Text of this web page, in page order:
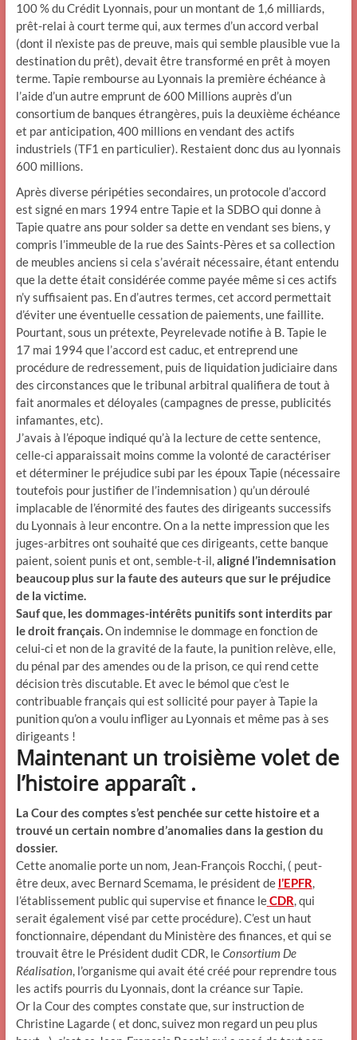
100 % du Crédit Lyonnais, pour un montant de 1,6 milliards,
prêt-relai à court terme qui, aux termes d’un accord verbal
(dont il n’existe pas de preuve, mais qui semble plausible vue la
destination du prêt), devait être transformé en prêt à moyen
terme. Tapie rembourse au Lyonnais la première échéance à
l’aide d’un autre emprunt de 600 Millions auprès d’un
consortium de banques étrangères, puis la deuxième échéance
et par anticipation, 400 millions en vendant des actifs
industriels (TF1 en particulier). Restaient donc dus au lyonnais
600 millions.
Après diverse péripéties secondaires, un protocole d’accord
est signé en mars 1994 entre Tapie et la SDBO qui donne à
Tapie quatre ans pour solder sa dette en vendant ses biens, y
compris l’immeuble de la rue des Saints-Pères et sa collection
de meubles anciens si cela s’avérait nécessaire, étant entendu
que la dette était considérée comme payée même si ces actifs
n’y suffisaient pas. En d’autres termes, cet accord permettait
d’éviter une éventuelle cessation de paiements, une faillite.
Pourtant, sous un prétexte, Peyrelevade notifie à B. Tapie le
17 mai 1994 que l’accord est caduc, et entreprend une
procédure de redressement, puis de liquidation judiciaire dans
des circonstances que le tribunal arbitral qualifiera de tout à
fait anormales et déloyales (campagnes de presse, publicités
infamantes, etc).
J’avais à l’époque indiqué qu’à la lecture de cette sentence,
celle-ci apparaissait moins comme la volonté de caractériser
et déterminer le préjudice subi par les époux Tapie (nécessaire
toutefois pour justifier de l’indemnisation ) qu’un déroulé
implacable de l’énormité des fautes des dirigeants successifs
du Lyonnais à leur encontre. On a la nette impression que les
juges-arbitres ont souhaité que ces dirigeants, cette banque
paient, soient punis et ont, semble-t-il,aligné l’indemnisation
beaucoup plus sur la faute des auteurs que sur le préjudice
de la victime.
Sauf que, les dommages-intérêts punitifs sont interdits par
le droit français.On indemnise le dommage en fonction de
celui-ci et non de la gravité de la faute, la punition relève, elle,
du pénal par des amendes ou de la prison, ce qui rend cette
décision très discutable. Et avec le bémol que c’est le
contribuable français qui est sollicité pour payer à Tapie la
punition qu’on a voulu infliger au Lyonnais et même pas à ses
dirigeants !
Maintenant un troisième volet de
l’histoire apparaît .
La Cour des comptes s’est penchée sur cette histoire et a
trouvé un certain nombre d’anomalies dans la gestion du
dossier.
Cette anomalie porte un nom, Jean-François Rocchi, ( peut-
être deux, avec Bernard Scemama, le président de l’EPFR,
l’établissement public qui supervise et finance leCDR, qui
serait également visé par cette procédure). C’est un haut
fonctionnaire, dépendant du Ministère des finances, et qui se
trouvait être le Président dudit CDR, leConsortium De
Réalisation, l’organisme qui avait été créé pour reprendre tous
les actifs pourris du Lyonnais, dont la créance sur Tapie.
Or la Cour des comptes constate que, sur instruction de
Christine Lagarde ( et donc, suivez mon regard un peu plus